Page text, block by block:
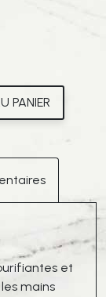
PANIER
et
mains